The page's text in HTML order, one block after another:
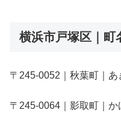
横浜市戸塚区｜町
〒245-0052｜秋葉町｜あ
〒245-0064｜影取町｜か